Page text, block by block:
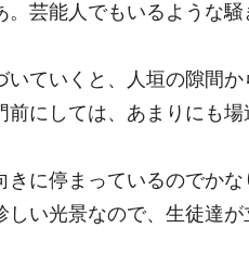
。芸能人でもいるような騒
ていくと、人垣の隙間か
にしては、あまりにも場
に停まっているのでかな
い光景なので、生徒達が